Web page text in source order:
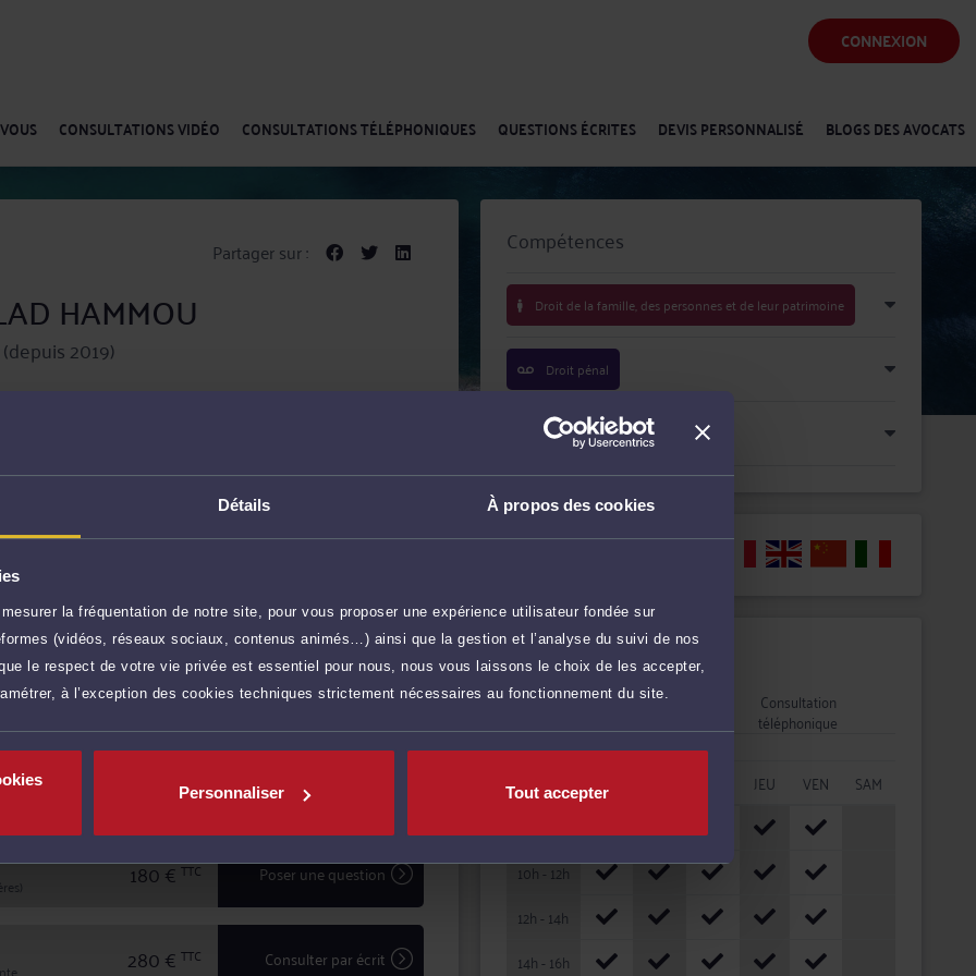
Détails À propos des cookies
la fréquentation de notre site, pour vous proposer une expérience utilisateur fondée sur
(vidéos, réseaux sociaux, contenus animés…) ainsi que la gestion et l’analyse du suivi de nos
le respect de votre vie privée est essentiel pour nous, nous vous laissons le choix de les accepter,
à l’exception des cookies techniques strictement nécessaires au fonctionnement du site.
Personnaliser Tout accepter
CONNEXION
CONSULTATIONS VIDÉO CONSULTATIONS TÉLÉPHONIQUES QUESTIONS ÉCRITES DEVIS PERSONNALISÉ BLOGS DES AVOCATS
Partager sur :
HAMMOU
2019)
assure la défense de vos intérêts avec
tels que MONTBELIARD, BELFORT,
locatif et droit bancaire.
compétences et son savoir faire à leur service
droits devant les instances judiciaires.
que pour les entreprises ou les professionnels.
et une réactivité dans le traitement des affaires
plus
95 € TTC Prendre RDV
95 €TTC Demander un rappel
180 €TTC Poser une question
280 € TTC Consulter par écrit
Compétences
Droit de la famille, des personnes et de leur patrimoine
Droit pénal
Droit immobilier
Disponibilités
Rendez-vous Consultation
téléphonique
HORAIRES LUN JEU VEN
SAM
10h - 12h
12h - 14h
14h - 16h